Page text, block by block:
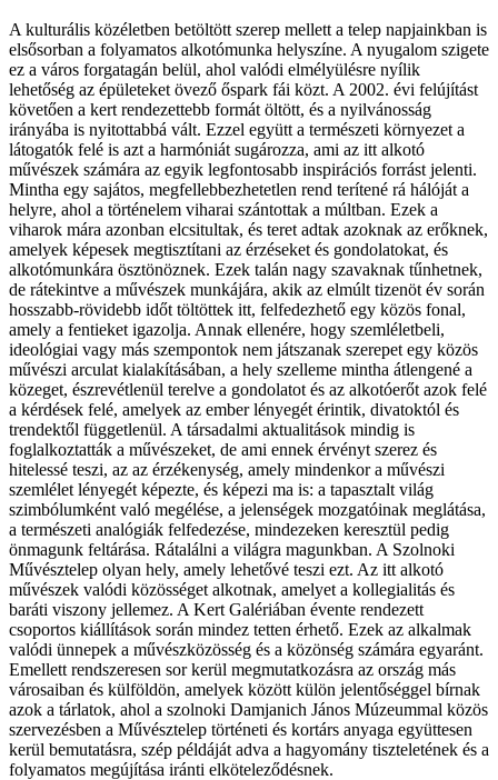
A kulturális közéletben betöltött szerep mellett a telep napjainkban is
elsősorban a folyamatos alkotómunka helyszíne. A nyugalom szigete
ez a város forgatagán belül, ahol valódi elmélyülésre nyílik
lehetőség az épületeket övező őspark fái közt. A 2002. évi felújítást
követően a kert rendezettebb formát öltött, és a nyilvánosság
irányába is nyitottabbá vált. Ezzel együtt a természeti környezet a
látogatók felé is azt a harmóniát sugározza, ami az itt alkotó
művészek számára az egyik legfontosabb inspirációs forrást jelenti.
Mintha egy sajátos, megfellebbezhetetlen rend terítené rá hálóját a
helyre, ahol a történelem viharai szántottak a múltban. Ezek a
viharok mára azonban elcsitultak, és teret adtak azoknak az erőknek,
amelyek képesek megtisztítani az érzéseket és gondolatokat, és
alkotómunkára ösztönöznek. Ezek talán nagy szavaknak tűnhetnek,
de rátekintve a művészek munkájára, akik az elmúlt tizenöt év során
hosszabb-rövidebb időt töltöttek itt, felfedezhető egy közös fonal,
amely a fentieket igazolja. Annak ellenére, hogy szemléletbeli,
ideológiai vagy más szempontok nem játszanak szerepet egy közös
művészi arculat kialakításában, a hely szelleme mintha átlen­gené a
közeget, észrevétlenül terelve a gondolatot és az alkotóerőt azok felé
a kérdések felé, amelyek az ember lényegét érintik, divatoktól és
trendektől függetlenül. A társadalmi aktualitások mindig is
foglalkoztatták a művészeket, de ami ennek érvényt szerez és
hitelessé teszi, az az érzékenység, amely mindenkor a művészi
szemlélet lényegét képezte, és képezi ma is: a tapasztalt világ
szimbólumként való megélése, a jelenségek mozgatóinak meglátása,
a természeti analógiák fel­fedezése, mindezeken keresztül pe­­dig
önmagunk fel­tárása. R­á­­ta­­lálni a világra magunkban. A Szolnoki
Művésztelep olyan hely, amely lehetővé teszi ezt. Az itt alkotó
művészek valódi kö­­zösséget alkotnak, amelyet a kol­­legialitás és
baráti viszony jellemez. A Kert Galériában évente rendezett
csoportos kiállítások so­­rán mindez tetten érhető. Ezek az alkalmak
valódi ünnepek a mű­­vészközösség és a közönség számára egyaránt.
Emellett rendsze­­resen sor kerül megmutatkozásra az ország más
városaiban és külföldön, amelyek között külön jelentőséggel bírnak
azok a tárlatok, ahol a szolnoki Damjanich János Múzeummal közös
szerve­­zésben a Művésztelep történeti és kortárs anyaga együttesen
kerül bemutatásra, szép példáját adva a hagyomány tiszteletének és a
folyamatos megújítása iránti elköteleződésnek.